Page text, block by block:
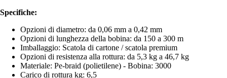
Specifiche:
Opzioni di diametro: da 0,06 mm a 0,42 mm
Opzioni di lunghezza della bobina: da 150 a 300 m
Imballaggio: Scatola di cartone / scatola premium
Opzioni di resistenza alla rottura: da 5,3 kg a 46,7 kg
Materiale: Pe-braid (polietilene) - Bobina: 3000
Carico di rottura kg: 6,5